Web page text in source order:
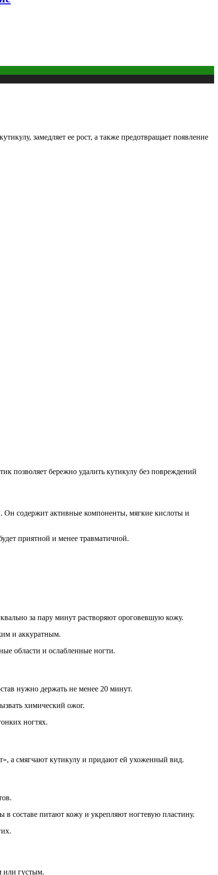
замедляет ее рост, а также предотвращает появление
позволяет бережно удалить кутикулу без повреждений
Он содержит активные компоненты, мягкие кислоты и
приятной и менее травматичной.
за пару минут растворяют ороговевшую кожу.
и аккуратным.
области и ослабленные ногти.
нужно держать не менее 20 минут.
химический ожог.
ногтях.
а смягчают кутикулу и придают ей ухоженный вид.
составе питают кожу и укрепляют ногтевую пластину.
или густым.